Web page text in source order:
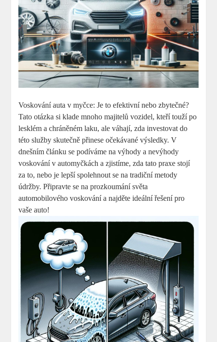
Voskování auta v myčce: Je to efektivní nebo zbytečné?
Tato otázka si klade mnoho majitelů vozidel, kteří touží po
lesklém a chráněném laku, ale váhají, zda investovat do
této služby skutečně přinese očekávané výsledky. V
dnešním článku se podíváme na výhody a nevýhody
voskování v automyčkách a zjistíme, zda tato praxe stojí
za to, nebo je lepší spolehnout se na tradiční metody
údržby. Připravte se na prozkoumání světa
automobilového voskování a najděte ideální řešení pro
vaše auto!